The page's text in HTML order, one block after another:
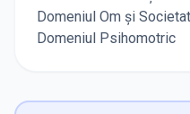
Domeniul Om și
Domeniul Psihomotric